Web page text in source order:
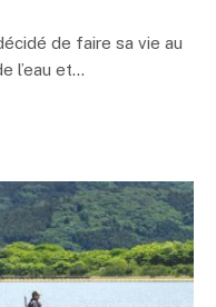
de faire sa vie au
l’eau et…